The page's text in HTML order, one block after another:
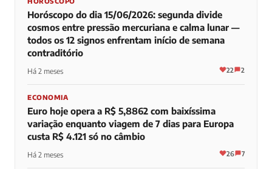
Horóscopo do dia 15/06/2026: segunda divide
cosmos entre pressão mercuriana e calma lunar —
todos os 12 signos enfrentam início de semana
contraditório
Há 2 meses 22 2
ECONOMIA
Euro hoje opera a R$ 5,8862 com baixíssima
variação enquanto viagem de 7 dias para Europa
custa R$ 4.121 só no câmbio
Há 2 meses 26 7